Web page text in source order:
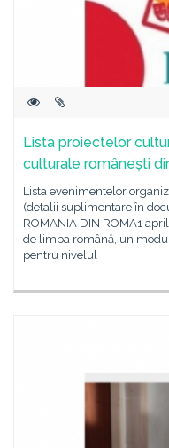
Lista proiectelor
culturale românești
Lista evenimentelor
(detalii suplimentare în
ROMANIA DIN ROMA1
de limba română, un
pentru nivelul